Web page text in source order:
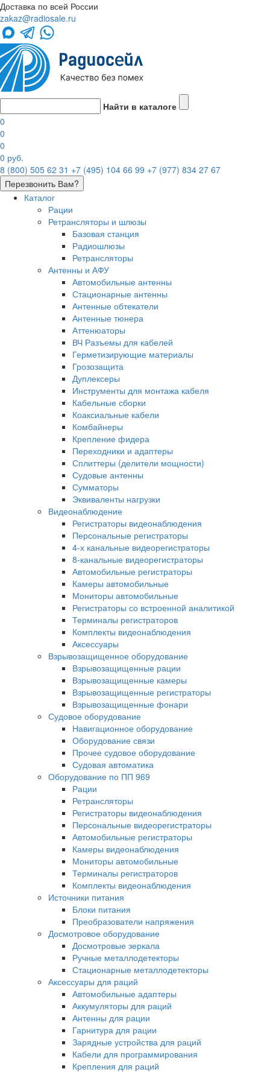
Доставка по всей России
zakaz@radiosale.ru
Найти в каталоге
0
0
0
0 руб.
8 (800) 505 62 31 +7 (495) 104 66 99 +7 (977) 834 27 67
Перезвонить Вам?
Каталог
Рации
Ретрансляторы и шлюзы
Базовая станция
Радиошлюзы
Ретрансляторы
Антенны и АФУ
Автомобильные антенны
Стационарные антенны
Антенные обтекатели
Антенные тюнера
Аттенюаторы
ВЧ Разъемы для кабелей
Герметизирующие материалы
Грозозащита
Дуплексеры
Инструменты для монтажа кабеля
Кабельные сборки
Коаксиальные кабели
Комбайнеры
Крепление фидера
Переходники и адаптеры
Сплиттеры (делители мощности)
Судовые антенны
Сумматоры
Эквиваленты нагрузки
Видеонаблюдение
Регистраторы видеонаблюдения
Персональные регистраторы
4-х канальные видеорегистраторы
8-канальные видеорегистраторы
Автомобильные регистраторы
Камеры автомобильные
Мониторы автомобильные
Регистраторы со встроенной аналитикой
Терминалы регистраторов
Комплекты видеонаблюдения
Аксессуары
Взрывозащищенное оборудование
Взрывозащищенные рации
Взрывозащищенные камеры
Взрывозащищенные регистраторы
Взрывозащищенные фонари
Судовое оборудование
Навигационное оборудование
Оборудование связи
Прочее судовое оборудование
Судовая автоматика
Оборудование по ПП 969
Рации
Ретрансляторы
Регистраторы видеонаблюдения
Персональные видеорегистраторы
Автомобильные регистраторы
Камеры видеонаблюдения
Мониторы автомобильные
Терминалы регистраторов
Комплекты видеонаблюдения
Источники питания
Блоки питания
Преобразователи напряжения
Досмотровое оборудование
Досмотровые зеркала
Ручные металлодетекторы
Стационарные металлодетекторы
Аксессуары для раций
Автомобильные адаптеры
Аккумуляторы для раций
Антенны для рации
Гарнитура для рации
Зарядные устройства для раций
Кабели для программирования
Крепления для раций